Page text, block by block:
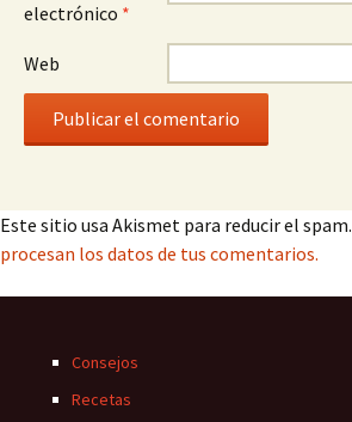
electrónico *
Web
Este sitio usa Akismet para reducir el spam.
procesan los datos de tus comentarios.
Consejos
Recetas